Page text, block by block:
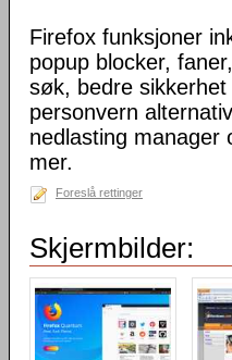
Firefox funksjoner
popup blocker,
søk, bedre sikkerhet
personvern
nedlasting manager
mer.
Foreslå rettinger
Skjermbilder: